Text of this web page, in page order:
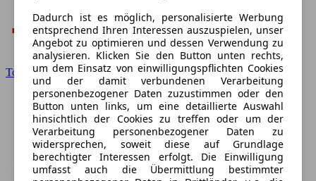
Toyota
Dadurch ist es möglich, personalisierte Werbung
entsprechend Ihren Interessen auszuspielen, unser
Angebot zu optimieren und dessen Verwendung zu
analysieren. Klicken Sie den Button unten rechts,
um dem Einsatz von einwilligungspflichten Cookies
und der damit verbundenen Verarbeitung
personenbezogener Daten zuzustimmen oder den
Button unten links, um eine detaillierte Auswahl
hinsichtlich der Cookies zu treffen oder um der
Verarbeitung personenbezogener Daten zu
widersprechen, soweit diese auf Grundlage
berechtigter Interessen erfolgt. Die Einwilligung
umfasst auch die Übermittlung bestimmter